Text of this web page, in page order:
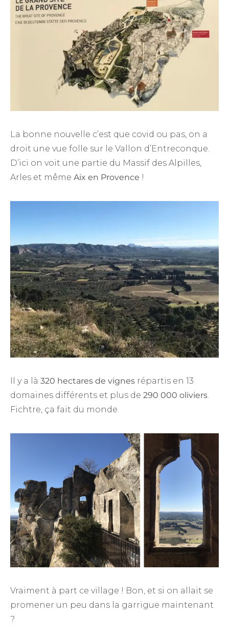
La bonne nouvelle c’est que covid ou pas, on a
droit une vue folle sur le Vallon d’Entreconque.
D’ici on voit une partie du Massif des Alpilles,
Arles et même Aix en Provence !
Il y a là 320 hectares de vignes répartis en 13
domaines différents et plus de 290 000 oliviers.
Fichtre, ça fait du monde.
Vraiment à part ce village ! Bon, et si on allait se
promener un peu dans la garrigue maintenant
?